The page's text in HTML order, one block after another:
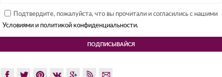
Подтвердите, пожалуйста, что вы прочитали и согласились с нашими
Условиями и политикой конфиденциальности.